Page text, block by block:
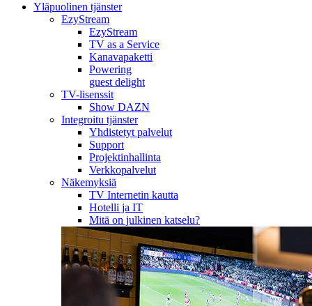
Yläpuolinen tjänster
EzyStream
EzyStream
TV as a Service
Kanavapaketti
Powering
guest delight
TV-lisenssit
Show DAZN
Integroitu tjänster
Yhdistetyt palvelut
Support
Projektinhallinta
Verkkopalvelut
Näkemyksiä
TV Internetin kautta
Hotelli ja IT
Mitä on julkinen katselu?